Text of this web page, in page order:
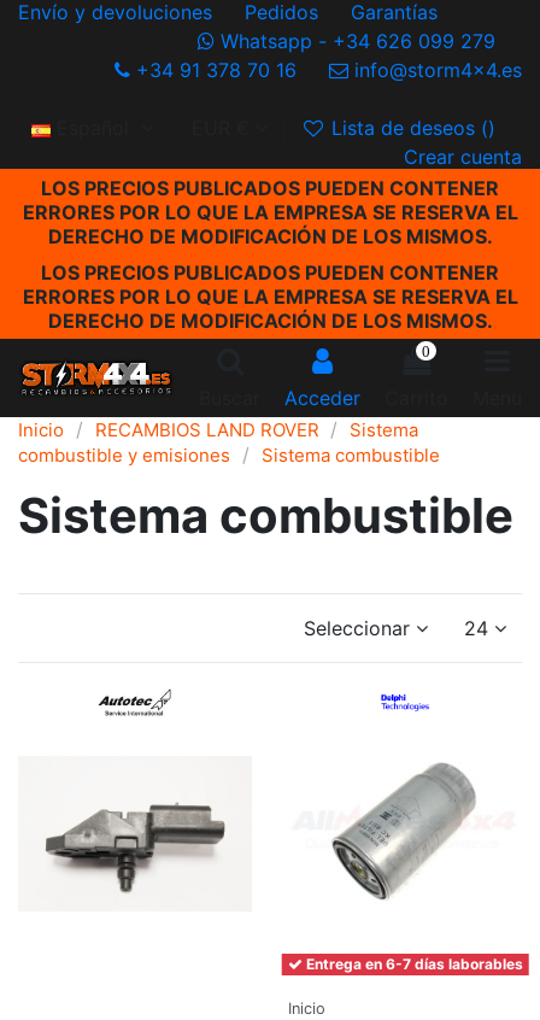
Envío y devoluciones Pedidos
Garantías
Whatsapp - +34 626 099 279
+34 91 378 70 16
info@storm4x4.es
Español Lista de deseos ()
Crear cuenta
LOS PRECIOS PUBLICADOS PUEDEN CONTENER
ERRORES POR LO QUE LA EMPRESA SE RESERVA EL
DERECHO DE MODIFICACIÓN DE LOS MISMOS.
LOS PRECIOS PUBLICADOS PUEDEN CONTENER
ERRORES POR LO QUE LA EMPRESA SE RESERVA EL
DERECHO DE MODIFICACIÓN DE LOS MISMOS.
Acceder
0
Inicio RECAMBIOS LAND ROVER
Sistema
combustible y emisiones
Sistema combustible
Sistema combustible
Seleccionar 24
Entrega en 6-7 días laborables
Inicio